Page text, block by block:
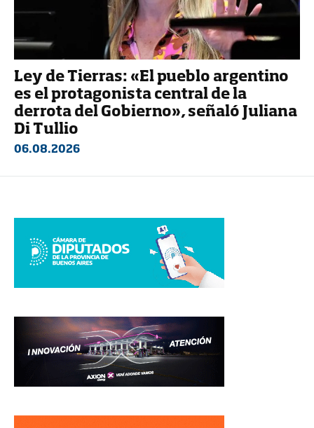
Ley de Tierras: «El pueblo argentino
es el protagonista central de la
derrota del Gobierno», señaló Juliana
Di Tullio
06.08.2026